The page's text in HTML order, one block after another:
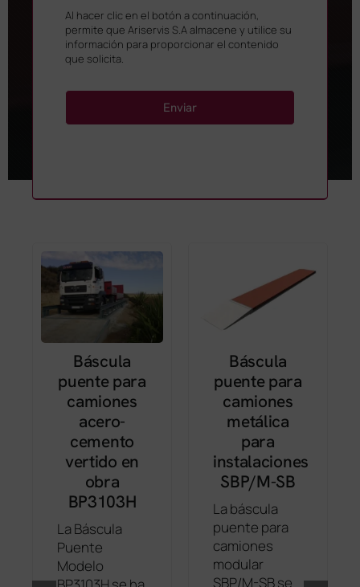
Al hacer clic en el botón a continuación,
permite que Ariservis S.A almacene y utilice su
información para proporcionar el contenido
que solicita.
Enviar
Báscula
puente para
camiones
acero-
cemento
vertido en
obra
BP3103H
La Báscula
Puente
Modelo
Báscula
puente para
camiones
metálica
para
instalaciones
SBP/M-SB
La báscula
puente para
camiones
modular
SBP/M-SB se